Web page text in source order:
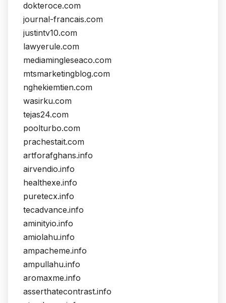
dokteroce.com
journal-francais.com
justintv10.com
lawyerule.com
mediamingleseaco.com
mtsmarketingblog.com
nghekiemtien.com
wasirku.com
tejas24.com
poolturbo.com
prachestait.com
artforafghans.info
airvendio.info
healthexe.info
puretecx.info
tecadvance.info
aminityio.info
amiolahu.info
ampacheme.info
ampullahu.info
aromaxme.info
asserthatecontrast.info